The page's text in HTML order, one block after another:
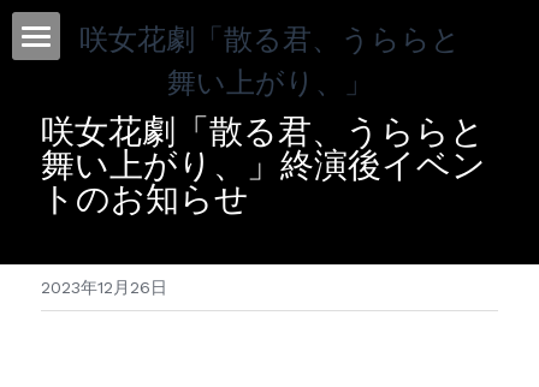
咲女花劇「散る君、うららと
舞い上がり、」
News
About
Ticket
咲女花劇「散る君、うららと
舞い上がり、」終演後イベン
トのお知らせ
2023年12月26日